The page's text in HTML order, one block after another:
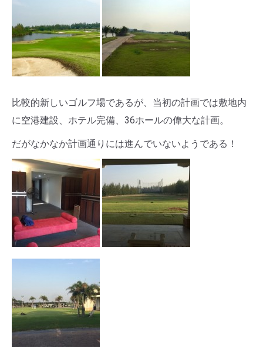
比較的新しいゴルフ場であるが、当初の計画では敷地内
に空港建設、ホテル完備、36ホールの偉大な計画。
だがなかなか計画通りには進んでいないようである！